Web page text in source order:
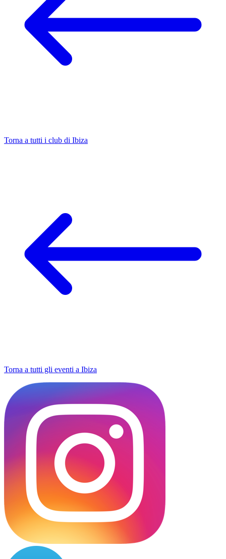
Torna a tutti i club di Ibiza
Torna a tutti gli eventi a Ibiza